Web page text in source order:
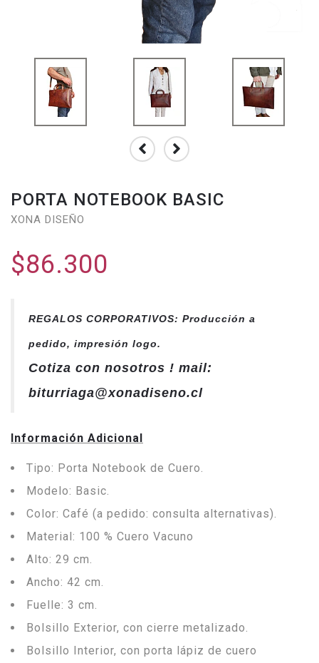
PORTA NOTEBOOK BASIC
XONA DISEÑO
$86.300
REGALOS CORPORATIVOS: Producción a
pedido, impresión logo.
Cotiza con nosotros ! mail:
biturriaga@xonadiseno.cl
Información Adicional
Tipo: Porta Notebook de Cuero.
Modelo: Basic.
Color: Café (a pedido: consulta alternativas).
Material: 100 % Cuero Vacuno
Alto: 29 cm.
Ancho: 42 cm.
Fuelle: 3 cm.
Bolsillo Exterior, con cierre metalizado.
Bolsillo Interior, con porta lápiz de cuero